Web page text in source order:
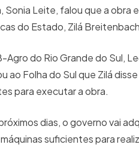
Leite, falou que a obra
do Estado, Zilá
do Rio Grande do Sul,
ao Folha do Sul que Zilá
para executar a obra.
dias, o governo vai
suficientes para